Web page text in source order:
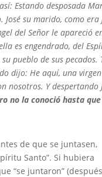
Estando desposada
José su marido, como
del Señor le apareció
es engendrado, del
pueblo de sus pecados.
dijo: He aquí, una
nosotros. Y
no la conoció hasta
de que se juntasen,
Santo”. Si hubiera
“se juntaron” (después